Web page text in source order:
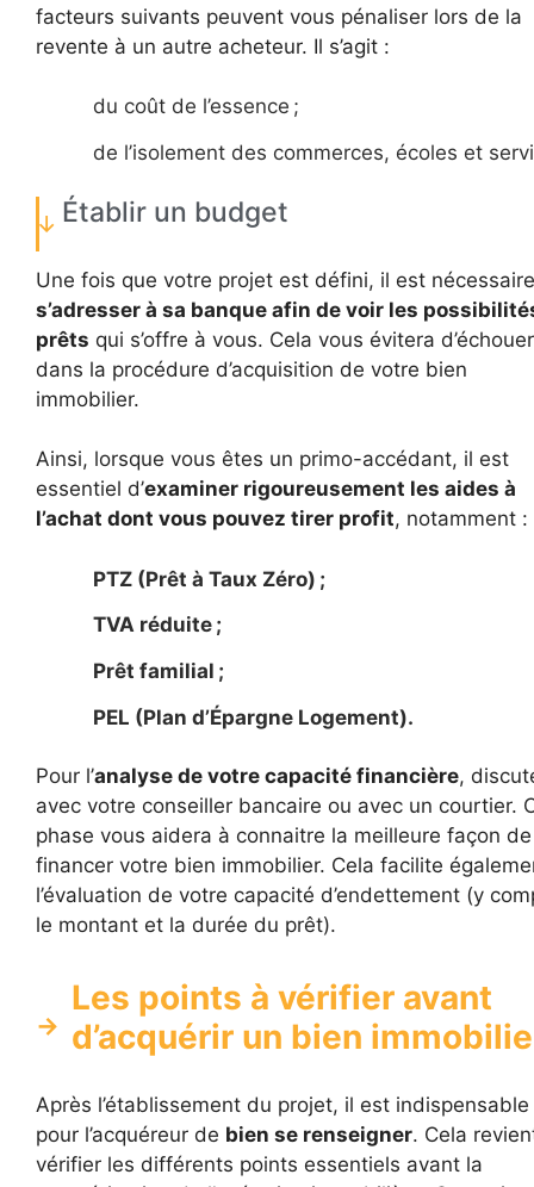
facteurs suivants peuvent vous pénaliser lors de la
revente à un autre acheteur. Il s’agit :
du coût de l’essence ;
de l’isolement des commerces, écoles et
Établir un budget
Une fois que votre projet est défini, il est
s’adresser à sa banque afin de voir les
prêts qui s’offre à vous. Cela vous évitera d’échouer
dans la procédure d’acquisition de votre bien
immobilier.
Ainsi, lorsque vous êtes un primo-accédant, il est
essentiel d’examiner rigoureusement les aides à
l’achat dont vous pouvez tirer profit, notamment :
PTZ (Prêt à Taux Zéro) ;
TVA réduite ;
Prêt familial ;
PEL (Plan d’Épargne Logement).
Pour l’analyse de votre capacité financière,
avec votre conseiller bancaire ou avec un courtier.
phase vous aidera à connaitre la meilleure façon de
financer votre bien immobilier. Cela facilite
l’évaluation de votre capacité d’endettement (y
le montant et la durée du prêt).
Les points à vérifier avant
d’acquérir un bien
Après l’établissement du projet, il est indispensable
pour l’acquéreur de bien se renseigner. Cela
vérifier les différents points essentiels avant la